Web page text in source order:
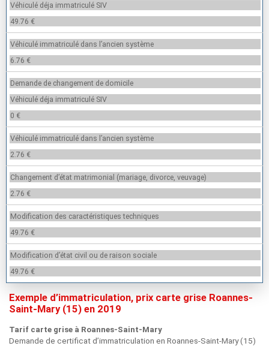
Véhiculé déja immatriculé SIV
49.76 €
Véhiculé immatriculé dans l’ancien système
6.76 €
Demande de changement de domicile
Véhiculé déja immatriculé SIV
0 €
Véhiculé immatriculé dans l’ancien système
2.76 €
Changement d’état matrimonial (mariage, divorce, veuvage)
2.76 €
Modification des caractéristiques techniques
49.76 €
Modification d’état civil ou de raison sociale
49.76 €
Exemple d’immatriculation, prix carte grise Roannes-
Saint-Mary (15) en 2019
Tarif carte grise à Roannes-Saint-Mary
Demande de certificat d’immatriculation en Roannes-Saint-Mary (15)